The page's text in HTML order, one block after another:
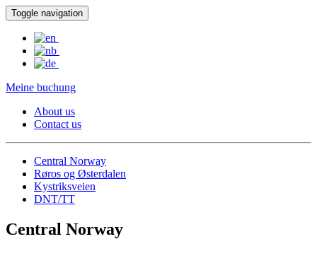
Toggle navigation
Meine buchung
About us
Contact us
Central Norway
Røros og Østerdalen
Kystriksveien
DNT/TT
Central Norway